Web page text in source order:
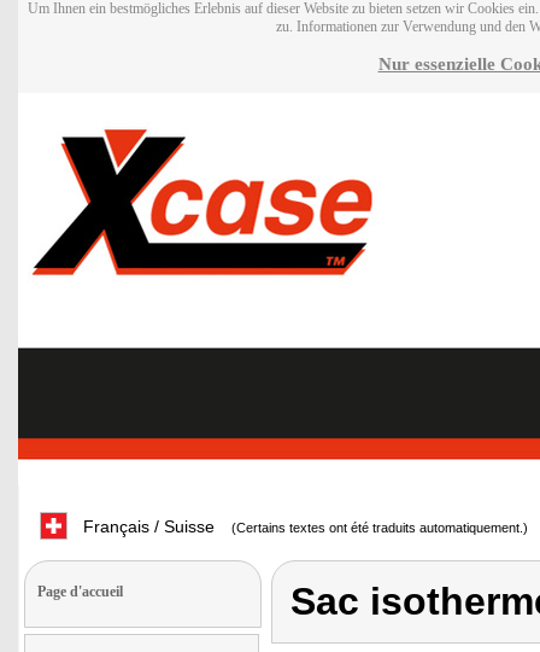
Um Ihnen ein bestmögliches Erlebnis auf dieser Website zu bieten setzen wir Cookies
zu. Informationen zur Verwendung und den
Nur essenzielle
Français / Suisse (Certains textes ont été traduits automatiquement.)
Page d'accueil Sac